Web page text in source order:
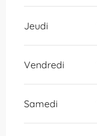
Jeudi
Vendredi
Samedi